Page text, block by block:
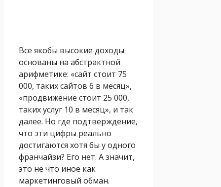
Все якобы высокие доходы
основаны на абстрактной
арифметике: «сайт стоит 75
000, таких сайтов 6 в месяц»,
«продвижение стоит 25 000,
таких услуг 10 в месяц», и так
далее. Но где подтверждение,
что эти цифры реально
достигаются хотя бы у одного
франчайзи? Его нет. А значит,
это не что иное как
маркетинговый обман.